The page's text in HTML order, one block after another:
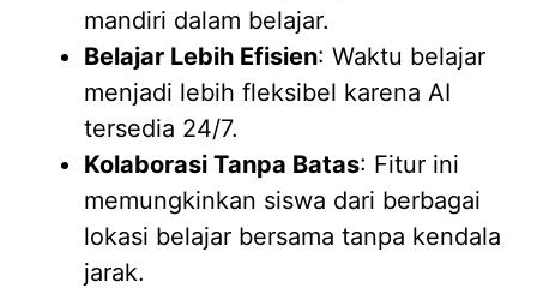
mandiri dalam belajar.
Belajar Lebih Efisien: Waktu belajar
menjadi lebih fleksibel karena AI
tersedia 24/7.
Kolaborasi Tanpa Batas: Fitur ini
memungkinkan siswa dari berbagai
lokasi belajar bersama tanpa kendala
jarak.